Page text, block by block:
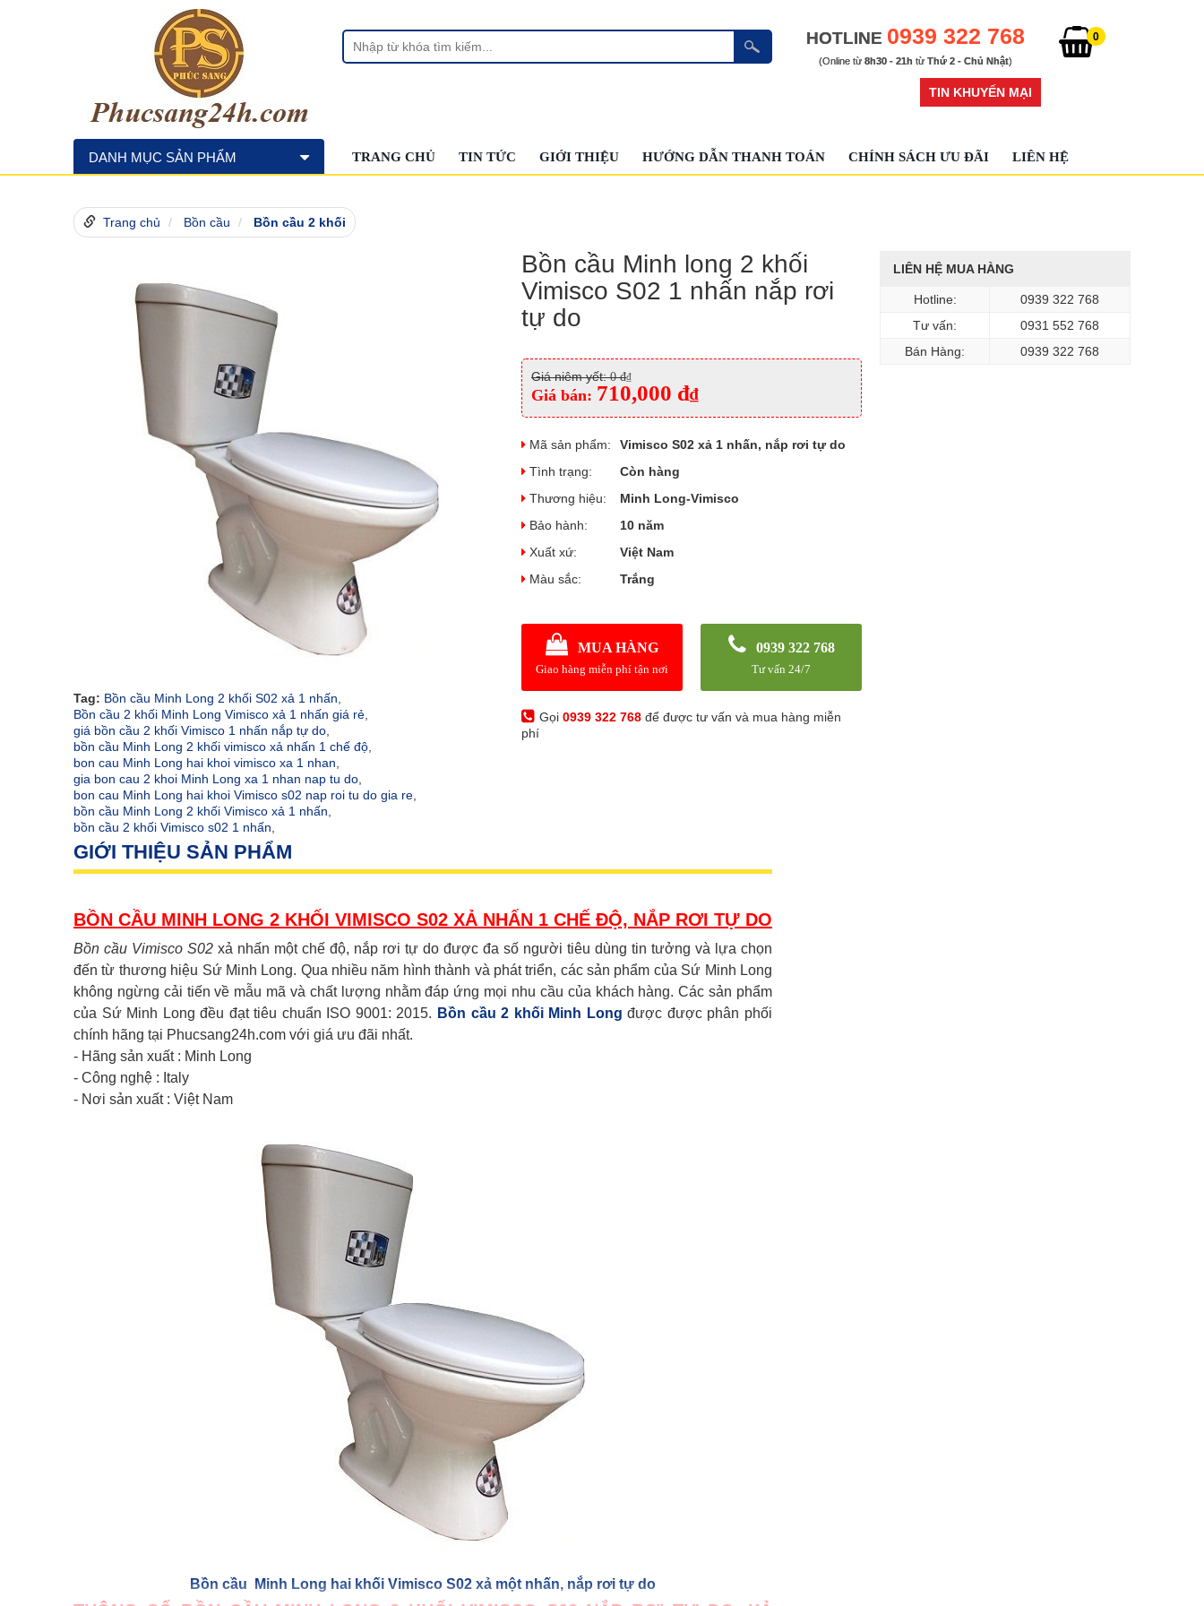
HOTLINE 0939 322 768
(Online từ 8h30 - 21h từ Thứ 2 - Chủ Nhật)
TIN KHUYẾN MẠI
0
DANH MỤC SẢN PHẨM TRANG CHỦ TIN TỨC GIỚI THIỆU HƯỚNG DẪN THANH TOÁN CHÍNH SÁCH ƯU ĐÃI LIÊN HỆ
Trang chủ Bồn cầu Bồn cầu 2 khối
Tag: Bồn cầu Minh Long 2 khối S02 xả 1 nhấn
Bồn cầu 2 khối Minh Long Vimisco xả 1 nhấn giá rẻ
giá bồn cầu 2 khối Vimisco 1 nhấn nắp tự do
bồn cầu Minh Long 2 khối vimisco xả nhấn 1 chế độ
bon cau Minh Long hai khoi vimisco xa 1 nhan
gia bon cau 2 khoi Minh Long xa 1 nhan nap tu do
bon cau Minh Long hai khoi Vimisco s02 nap roi tu do gia re
bồn cầu Minh Long 2 khối Vimisco xả 1 nhấn
bồn cầu 2 khối Vimisco s02 1 nhấn
Bồn cầu Minh long 2 khối
Vimisco S02 1 nhấn nắp rơi
tự do
Giá niêm yết:0 đ₫
Giá bán: 710,000 đ₫
Mã sản phẩm:
Vimisco S02 xả 1 nhấn, nắp rơi tự do
Tình trạng:
Còn hàng
Thương hiệu:
Minh Long-Vimisco
Bảo hành:
10 năm
Xuất xứ:
Việt Nam
Màu sắc:
Trắng
MUA HÀNG
Giao hàng miễn phí tận nơi
0939 322 768
Tư vấn 24/7
Gọi 0939 322 768 để được tư vấn và mua hàng miễn
phí
LIÊN HỆ MUA HÀNG
Hotline:
0939 322 768
Tư vấn:
0931 552 768
Bán Hàng:
0939 322 768
GIỚI THIỆU SẢN PHẨM
BỒN CẦU MINH LONG 2 KHỐI VIMISCO S02 XẢ NHẤN 1 CHẾ ĐỘ, NẮP RƠI TỰ DO
Bồn cầu Vimisco S02 xả nhấn một chế độ, nắp rơi tự do được đa số người tiêu dùng tin tưởng và lựa chọn
đến từ thương hiệu Sứ Minh Long. Qua nhiều năm hình thành và phát triển, các sản phẩm của Sứ Minh Long
không ngừng cải tiến về mẫu mã và chất lượng nhằm đáp ứng mọi nhu cầu của khách hàng. Các sản phẩm
của Sứ Minh Long đều đạt tiêu chuẩn ISO 9001: 2015. Bồn cầu 2 khối Minh Long được được phân phối
chính hãng tại Phucsang24h.com với giá ưu đãi nhất.
- Hãng sản xuất : Minh Long
- Công nghệ : Italy
- Nơi sản xuất : Việt Nam
Bồn cầu Minh Long hai khối Vimisco S02 xả một nhấn, nắp rơi tự do